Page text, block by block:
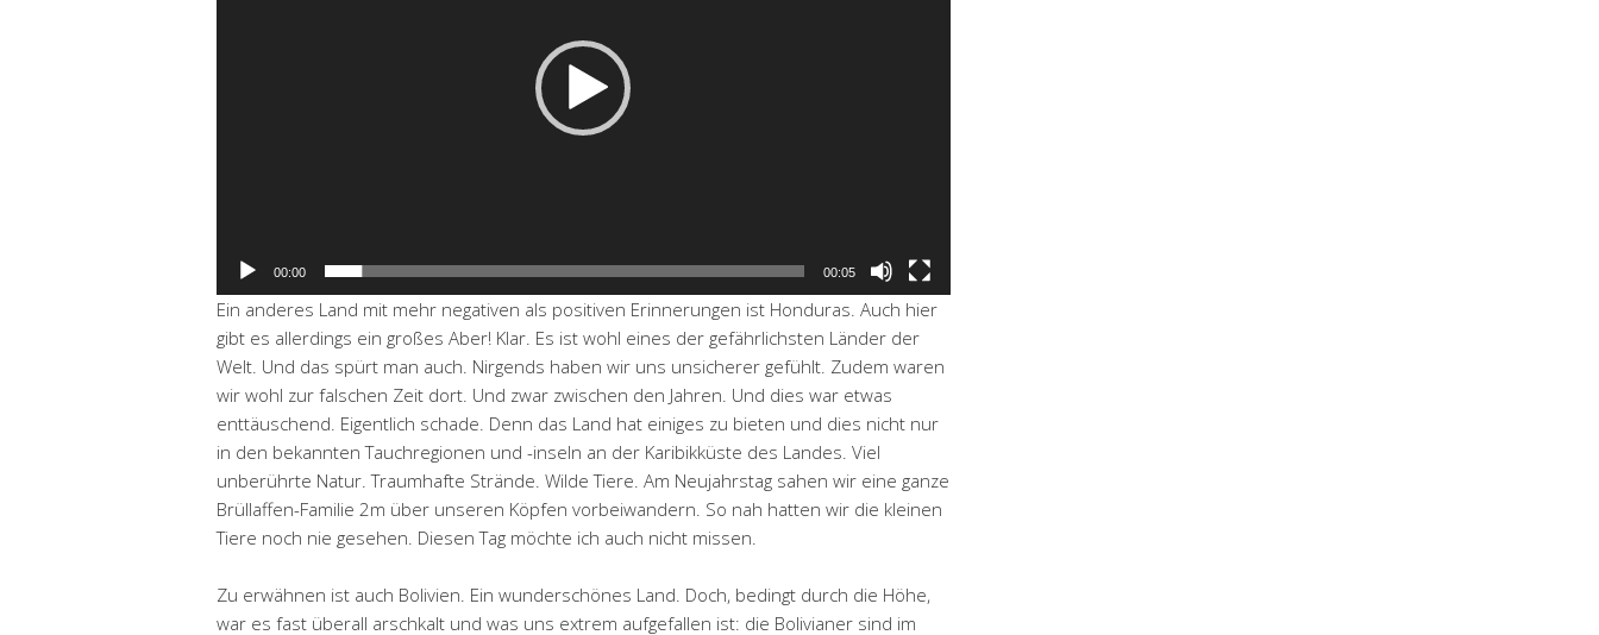
00:00 00:05
Ein anderes Land mit mehr negativen als positiven Erinnerungen ist Honduras. Auch hier
gibt es allerdings ein großes Aber! Klar. Es ist wohl eines der gefährlichsten Länder der
Welt. Und das spürt man auch. Nirgends haben wir uns unsicherer gefühlt. Zudem waren
wir wohl zur falschen Zeit dort. Und zwar zwischen den Jahren. Und dies war etwas
enttäuschend. Eigentlich schade. Denn das Land hat einiges zu bieten und dies nicht nur
in den bekannten Tauchregionen und -inseln an der Karibikküste des Landes. Viel
unberührte Natur. Traumhafte Strände. Wilde Tiere. Am Neujahrstag sahen wir eine ganze
Brüllaffen-Familie 2m über unseren Köpfen vorbeiwandern. So nah hatten wir die kleinen
Tiere noch nie gesehen. Diesen Tag möchte ich auch nicht missen.
Zu erwähnen ist auch Bolivien. Ein wunderschönes Land. Doch, bedingt durch die Höhe,
war es fast überall arschkalt und was uns extrem aufgefallen ist: die Bolivianer sind im